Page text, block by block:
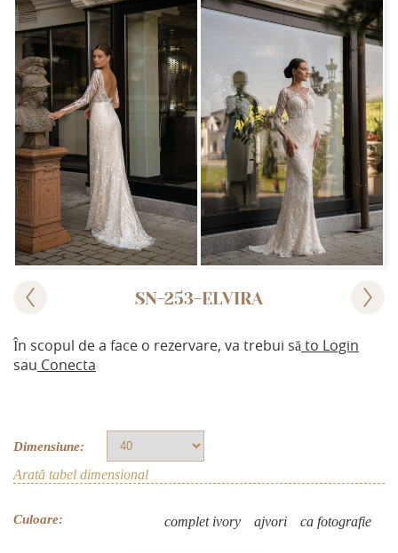
SN-253-ELVIRA
În scopul de a face o rezervare, va trebui săto Login
sau Conecta
Dimensiune:
Arată tabel dimensional
Culoare: ca fotografie
аjvori
complet ivory